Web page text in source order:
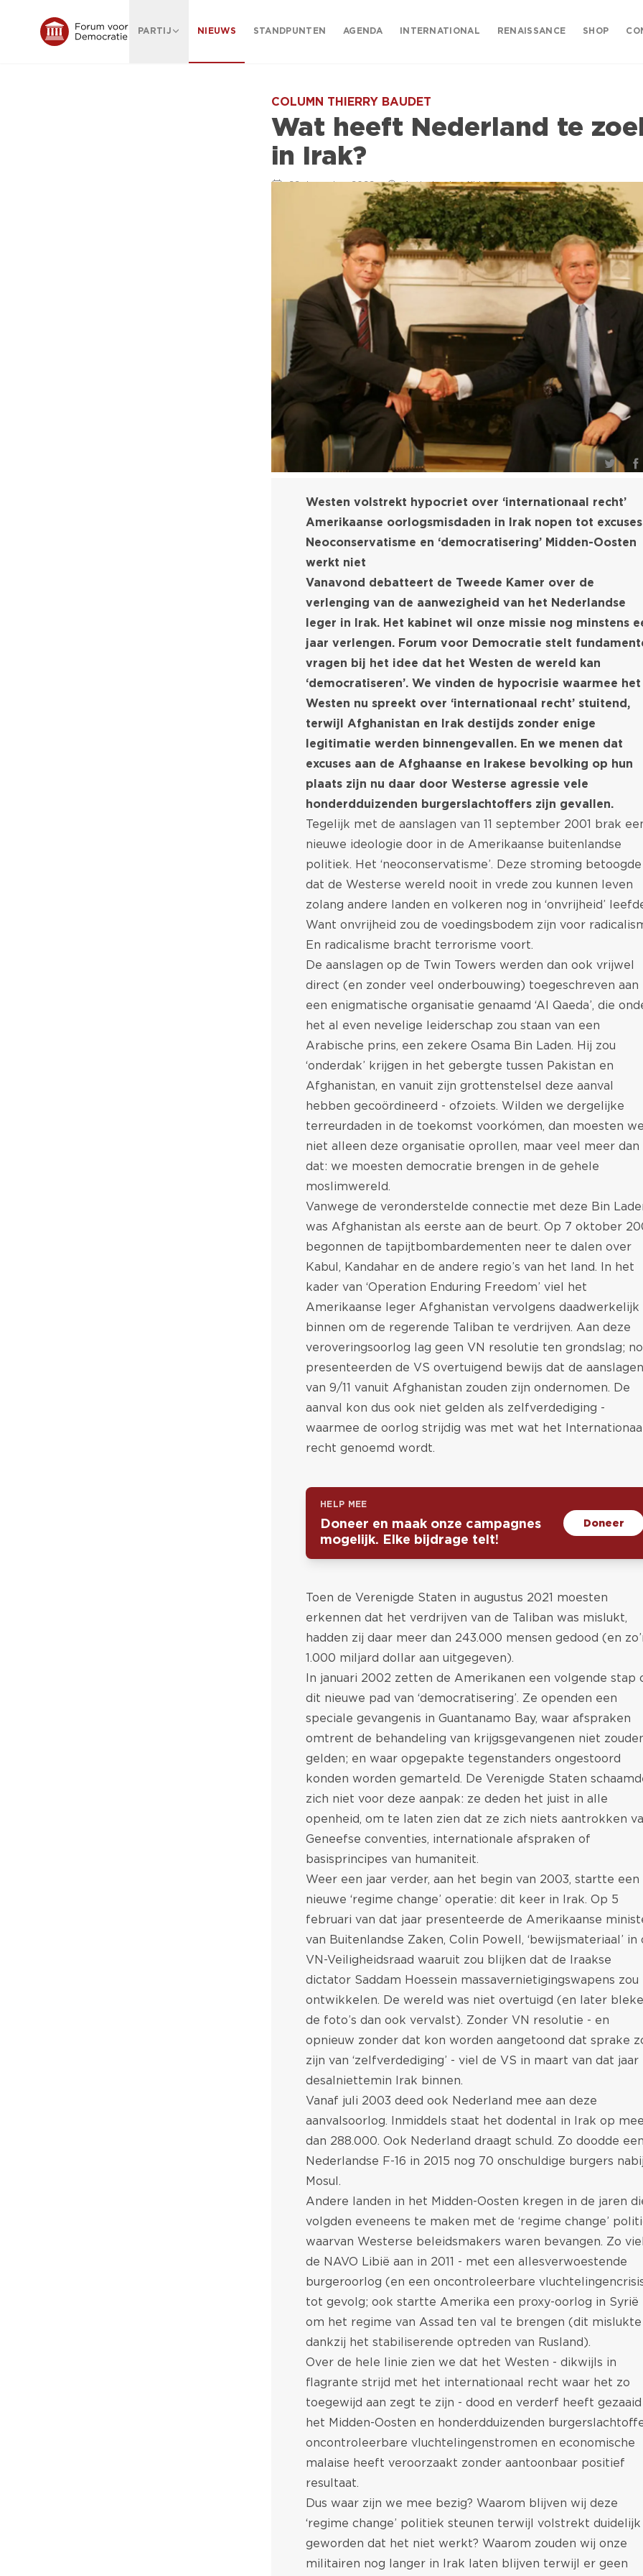
PARTIJ NIEUWS STANDPUNTEN AGENDA INTERNATIONAL RENAISSANCE SHOP
COLUMN THIERRY BAUDET
Wat heeft Nederland te
in Irak?
22 december 2022 4 minuten leestijd
Westen volstrekt hypocriet over ‘internationaal recht’
Amerikaanse oorlogsmisdaden in Irak nopen tot excuses
Neoconservatisme en ‘democratisering’ Midden-Oosten
werkt niet
Vanavond debatteert de Tweede Kamer over de
verlenging van de aanwezigheid van het Nederlandse
leger in Irak. Het kabinet wil onze missie nog minstens
jaar verlengen. Forum voor Democratie stelt
vragen bij het idee dat het Westen de wereld kan
‘democratiseren’. We vinden de hypocrisie waarmee het
Westen nu spreekt over ‘internationaal recht’ stuitend,
terwijl Afghanistan en Irak destijds zonder enige
legitimatie werden binnengevallen. En we menen dat
excuses aan de Afghaanse en Irakese bevolking op hun
plaats zijn nu daar door Westerse agressie vele
honderdduizenden burgerslachtoffers zijn gevallen.
Tegelijk met de aanslagen van 11 september 2001 brak
nieuwe ideologie door in de Amerikaanse buitenlandse
politiek. Het ‘neoconservatisme’. Deze stroming betoogde
dat de Westerse wereld nooit in vrede zou kunnen leven
zolang andere landen en volkeren nog in ‘onvrijheid’
Want onvrijheid zou de voedingsbodem zijn voor
En radicalisme bracht terrorisme voort.
De aanslagen op de Twin Towers werden dan ook vrijwel
direct (en zonder veel onderbouwing) toegeschreven aan
een enigmatische organisatie genaamd ‘Al Qaeda’, die
het al even nevelige leiderschap zou staan van een
Arabische prins, een zekere Osama Bin Laden. Hij zou
‘onderdak’ krijgen in het gebergte tussen Pakistan en
Afghanistan, en vanuit zijn grottenstelsel deze aanval
hebben gecoördineerd - ofzoiets. Wilden we dergelijke
terreurdaden in de toekomst voorkómen, dan moesten we
niet alleen deze organisatie oprollen, maar veel meer dan
dat: we moesten democratie brengen in de gehele
moslimwereld.
Vanwege de veronderstelde connectie met deze Bin
was Afghanistan als eerste aan de beurt. Op 7 oktober
begonnen de tapijtbombardementen neer te dalen over
Kabul, Kandahar en de andere regio’s van het land. In het
kader van ‘Operation Enduring Freedom’ viel het
Amerikaanse leger Afghanistan vervolgens daadwerkelijk
binnen om de regerende Taliban te verdrijven. Aan deze
veroveringsoorlog lag geen VN resolutie ten grondslag;
presenteerden de VS overtuigend bewijs dat de aanslagen
van 9/11 vanuit Afghanistan zouden zijn ondernomen. De
aanval kon dus ook niet gelden als zelfverdediging -
waarmee de oorlog strijdig was met wat het Internationaal
recht genoemd wordt.
HELP MEE
Doneer en maak onze campagnes
mogelijk. Elke bijdrage telt!
Doneer
Toen de Verenigde Staten in augustus 2021 moesten
erkennen dat het verdrijven van de Taliban was mislukt,
hadden zij daar meer dan 243.000 mensen gedood (en
1.000 miljard dollar aan uitgegeven).
In januari 2002 zetten de Amerikanen een volgende stap
dit nieuwe pad van ‘democratisering’. Ze openden een
speciale gevangenis in Guantanamo Bay, waar afspraken
omtrent de behandeling van krijgsgevangenen niet
gelden; en waar opgepakte tegenstanders ongestoord
konden worden gemarteld. De Verenigde Staten
zich niet voor deze aanpak: ze deden het juist in alle
openheid, om te laten zien dat ze zich niets aantrokken
Geneefse conventies, internationale afspraken of
basisprincipes van humaniteit.
Weer een jaar verder, aan het begin van 2003, startte een
nieuwe ‘regime change’ operatie: dit keer in Irak. Op 5
februari van dat jaar presenteerde de Amerikaanse
van Buitenlandse Zaken, Colin Powell, ‘bewijsmateriaal’ in
VN-Veiligheidsraad waaruit zou blijken dat de Iraakse
dictator Saddam Hoessein massavernietigingswapens zou
ontwikkelen. De wereld was niet overtuigd (en later
de foto’s dan ook vervalst). Zonder VN resolutie - en
opnieuw zonder dat kon worden aangetoond dat sprake
zijn van ‘zelfverdediging’ - viel de VS in maart van dat jaar
desalniettemin Irak binnen.
Vanaf juli 2003 deed ook Nederland mee aan deze
aanvalsoorlog. Inmiddels staat het dodental in Irak op
dan 288.000. Ook Nederland draagt schuld. Zo doodde een
Nederlandse F-16 in 2015 nog 70 onschuldige burgers nabij
Mosul.
Andere landen in het Midden-Oosten kregen in de jaren
volgden eveneens te maken met de ‘regime change’
waarvan Westerse beleidsmakers waren bevangen. Zo viel
de NAVO Libië aan in 2011 - met een allesverwoestende
burgeroorlog (en een oncontroleerbare
tot gevolg; ook startte Amerika een proxy-oorlog in Syrië
om het regime van Assad ten val te brengen (dit mislukte
dankzij het stabiliserende optreden van Rusland).
Over de hele linie zien we dat het Westen - dikwijls in
flagrante strijd met het internationaal recht waar het zo
toegewijd aan zegt te zijn - dood en verderf heeft gezaaid
het Midden-Oosten en honderdduizenden
oncontroleerbare vluchtelingenstromen en economische
malaise heeft veroorzaakt zonder aantoonbaar positief
resultaat.
Dus waar zijn we mee bezig? Waarom blijven wij deze
‘regime change’ politiek steunen terwijl volstrekt duidelijk
geworden dat het niet werkt? Waarom zouden wij onze
militairen nog langer in Irak laten blijven terwijl er geen